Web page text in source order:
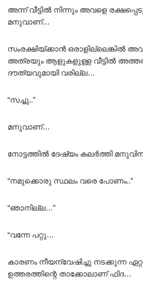
അന്ന് വീട്ടിൽ നിന്നും അവളെ
മനുവാണ്…
സംരക്ഷിയ്ക്കാൻ ഒരാളില്ലെങ്കിൽ
അത്രയും ആളുകളുള്ള വീട്ടിൽ
ദൗത്യവുമായി വരില്ല…
“സച്ചു..”
മനുവാണ്…
നോട്ടത്തിൽ ദേഷ്യം കലർത്തി
“നമുക്കൊരു സ്ഥലം വരെ പോണം..”
“ഞാനില്ല…”
“വന്നേ പറ്റു…
കാരണം നീയന്വേഷിച്ചു നടക്കുന്ന
ഉത്തരത്തിന്റെ താക്കോലാണ് ഫിദ…